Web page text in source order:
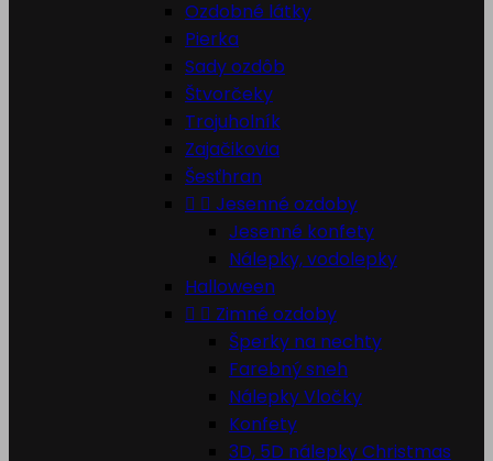
Ozdobné látky
Pierka
Sady ozdôb
Štvorčeky
Trojuholník
Zajačikovia
Šesťhran
  Jesenné ozdoby
Jesenné konfety
Nálepky, vodolepky
Halloween
  Zimné ozdoby
Šperky na nechty
Farebný sneh
Nálepky Vločky
Konfety
3D, 5D nálepky Christmas